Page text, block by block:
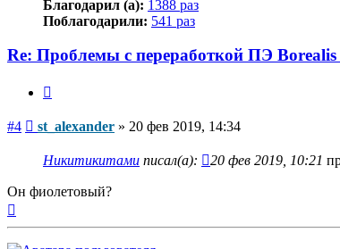
Благодарил (а): 1388 раз
Поблагодарили: 541 раз
Re: Проблемы с переработкой ПЭ Borealis
#4 Сообщение
st_alexander » 20 фев 2019, 14:34
Никитикитами писал(а): 20 фев 2019, 10:21
Он фиолетовый?